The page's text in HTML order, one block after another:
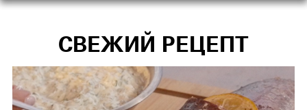
СВЕЖИЙ РЕЦЕПТ